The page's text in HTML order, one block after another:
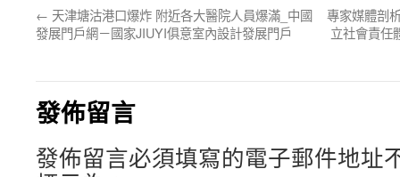
← 天津塘沽港口爆炸 附近各大醫院人員爆滿_中國
發展門戶網－國家JIUYI俱意室內設計發展門戶
專家媒體剖
立社會責任
發佈留言
發佈留言必須填寫的電子郵件地址